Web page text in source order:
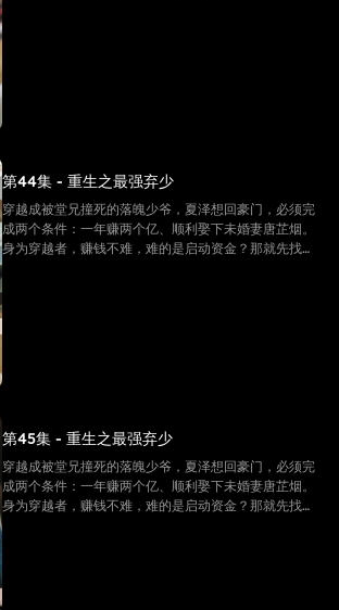
婚妻借个五千万！
第44集 - 重生之最强弃少
穿越成被堂兄撞死的落魄少爷，夏泽想回豪门，必须完
成两个条件：一年赚两个亿、顺利娶下未婚妻唐芷烟。
身为穿越者，赚钱不难，难的是启动资金？那就先找未
婚妻借个五千万！
第45集 - 重生之最强弃少
穿越成被堂兄撞死的落魄少爷，夏泽想回豪门，必须完
成两个条件：一年赚两个亿、顺利娶下未婚妻唐芷烟。
身为穿越者，赚钱不难，难的是启动资金？那就先找未
婚妻借个五千万！